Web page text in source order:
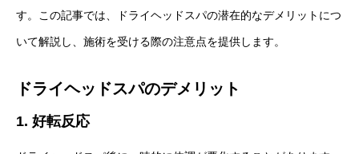
す。この記事では、ドライヘッドスパの潜在的なデメリットにつ
いて解説し、施術を受ける際の注意点を提供します。
ドライヘッドスパのデメリット
1. 好転反応